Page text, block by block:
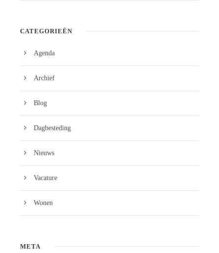
CATEGORIEËN
Agenda
Archief
Blog
Dagbesteding
Nieuws
Vacature
Wonen
META